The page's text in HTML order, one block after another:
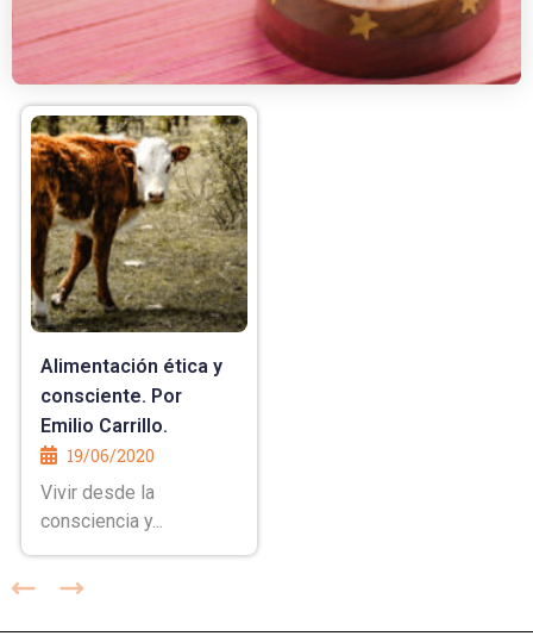
Alimentación ética y
consciente. Por
Emilio Carrillo.
19/06/2020
Vivir desde la
consciencia y...